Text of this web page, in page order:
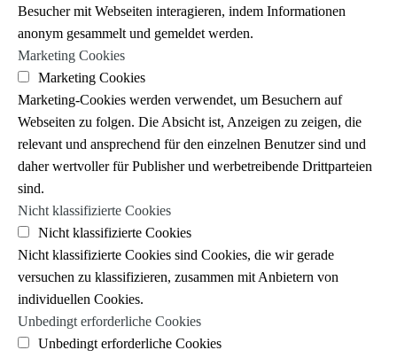
Besucher mit Webseiten interagieren, indem Informationen
anonym gesammelt und gemeldet werden.
Marketing Cookies
Marketing Cookies
Marketing-Cookies werden verwendet, um Besuchern auf
Webseiten zu folgen. Die Absicht ist, Anzeigen zu zeigen, die
relevant und ansprechend für den einzelnen Benutzer sind und
daher wertvoller für Publisher und werbetreibende Drittparteien
sind.
Nicht klassifizierte Cookies
Nicht klassifizierte Cookies
Nicht klassifizierte Cookies sind Cookies, die wir gerade
versuchen zu klassifizieren, zusammen mit Anbietern von
individuellen Cookies.
Unbedingt erforderliche Cookies
Unbedingt erforderliche Cookies